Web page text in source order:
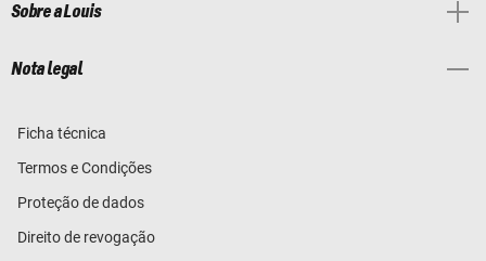
Sobre a Louis
Nota legal
Ficha técnica
Termos e Condições
Proteção de dados
Direito de revogação